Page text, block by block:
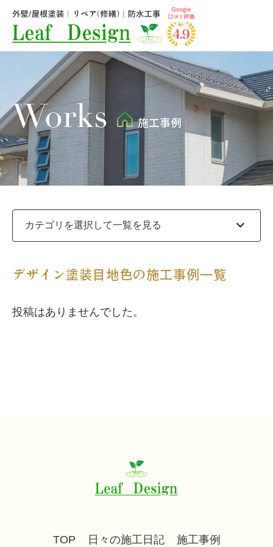
Works 施工事例
expand_more
デザイン塗装目地色の施工事例一覧
投稿はありませんでした。
TOP 日々の施工日記 施工事例